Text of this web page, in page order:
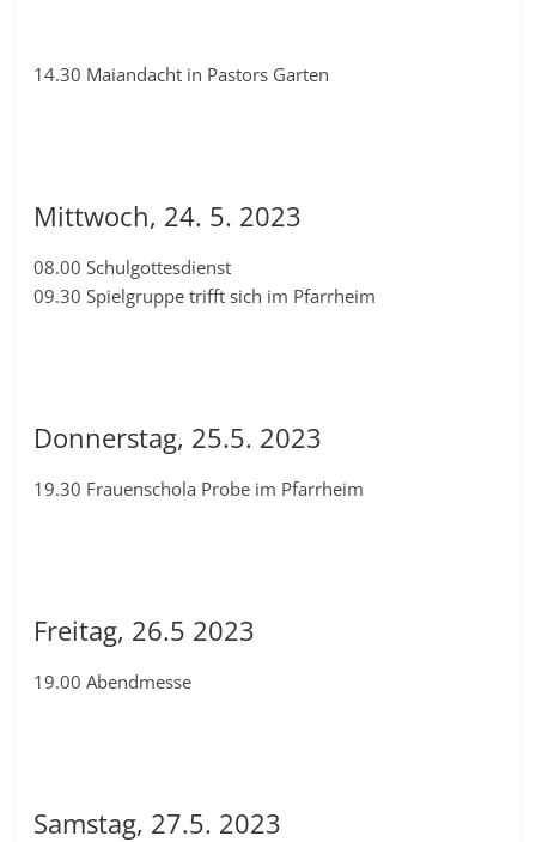
14.30 Maiandacht in Pastors Garten
Mittwoch, 24. 5. 2023
08.00 Schulgottesdienst
09.30 Spielgruppe trifft sich im Pfarrheim
Donnerstag, 25.5. 2023
19.30 Frauenschola Probe im Pfarrheim
Freitag, 26.5 2023
19.00 Abendmesse
Samstag, 27.5. 2023